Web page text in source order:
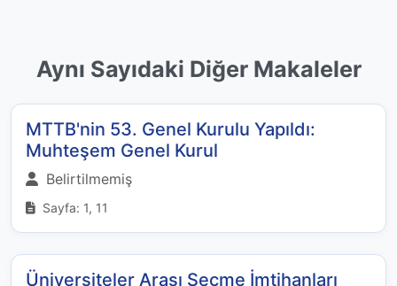
Aynı Sayıdaki Diğer Makaleler
MTTB'nin 53. Genel Kurulu Yapıldı:
Muhteşem Genel Kurul
Belirtilmemiş
Sayfa: 1, 11
Üniversiteler Arası Seçme İmtihanları